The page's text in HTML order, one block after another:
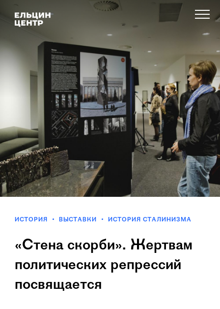
ИСТОРИЯ ВЫСТАВКИ ИСТОРИЯ СТАЛИНИЗМА
«Стена скорби». Жертвам
политических репрессий
посвящается